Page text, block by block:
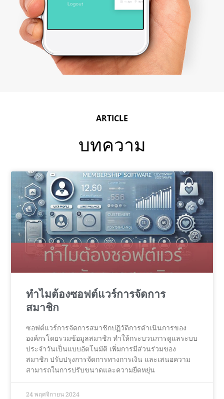
ARTICLE
บทความ
ทำไมต้องซอฟต์แวร์การจัดการ
สมาชิก
ซอฟต์แวร์การจัดการสมาชิกปฏิวัติการดำเนินการของ
องค์กรโดยรวมข้อมูลสมาชิก ทำให้กระบวนการดูแลระบบ
ประจำวันเป็นแบบอัตโนมัติ เพิ่มการมีส่วนร่วมของ
สมาชิก ปรับปรุงการจัดการทางการเงิน และเสนอความ
สามารถในการปรับขนาดและความยืดหยุ่น
24 พฤศจิกายน 2024
a
g
e
a
g
e